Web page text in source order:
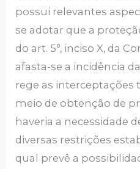
possui relevantes
se adotar que a
do art. 5°, inciso X, da
afasta-se a incidência
rege as interceptações
meio de obtenção de
haveria a necessidade
diversas restrições
qual prevê a